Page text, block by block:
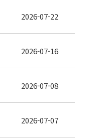
2026-07-22
2026-07-16
2026-07-08
2026-07-07